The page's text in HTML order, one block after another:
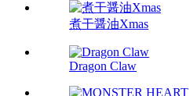
煮干醤油Xmas
Dragon Claw